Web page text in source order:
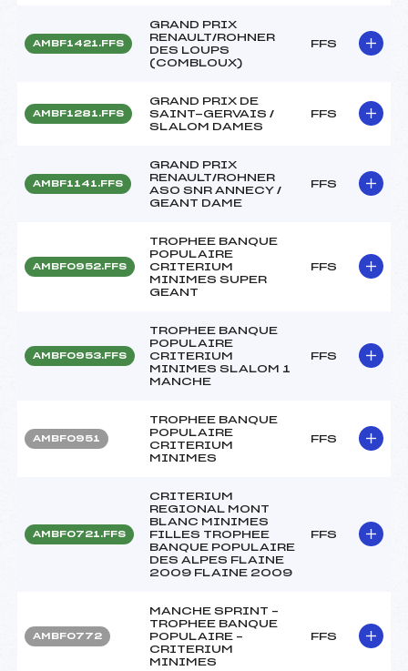
AMBF1421.FFS
GRAND PRIX
RENAULT/ROHNER
DES LOUPS
(COMBLOUX)
FFS
AMBF1281.FFS
GRAND PRIX DE
SAINT-GERVAIS /
SLALOM DAMES
FFS
AMBF1141.FFS
GRAND PRIX
RENAULT/ROHNER
ASO SNR ANNECY /
GEANT DAME
FFS
AMBF0952.FFS
TROPHEE BANQUE
POPULAIRE
CRITERIUM
MINIMES SUPER
GEANT
FFS
AMBF0953.FFS
TROPHEE BANQUE
POPULAIRE
CRITERIUM
MINIMES SLALOM 1
MANCHE
FFS
AMBF0951
TROPHEE BANQUE
POPULAIRE
CRITERIUM
MINIMES
FFS
AMBF0721.FFS
CRITERIUM
REGIONAL MONT
BLANC MINIMES
FILLES TROPHEE
BANQUE POPULAIRE
DES ALPES FLAINE
2009 FLAINE 2009
FFS
AMBF0772
MANCHE SPRINT –
TROPHEE BANQUE
POPULAIRE –
CRITERIUM
MINIMES
FFS